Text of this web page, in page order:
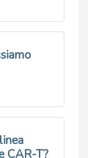
CAR-T?